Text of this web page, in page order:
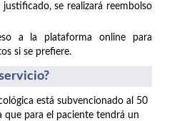
se realizará reembolso
a la plataforma online para
si se prefiere.
está subvencionado al 50
que para el paciente tendrá un